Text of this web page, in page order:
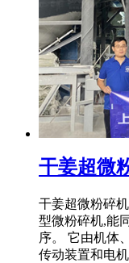
干姜超微
干姜超微粉碎
型微粉碎机,能
序。 它由机体
传动装置和电